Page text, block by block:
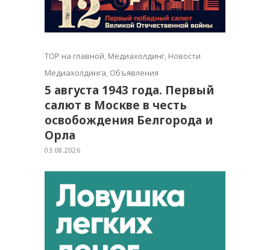
TOP на главной, Медиахолдинг, Новости
Медиахолдинга, Объявления
5 августа 1943 года. Первый
салют в Москве в честь
освобождения Белгорода и
Орла
03.08.2026